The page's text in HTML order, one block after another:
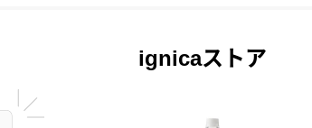
ignicaストア